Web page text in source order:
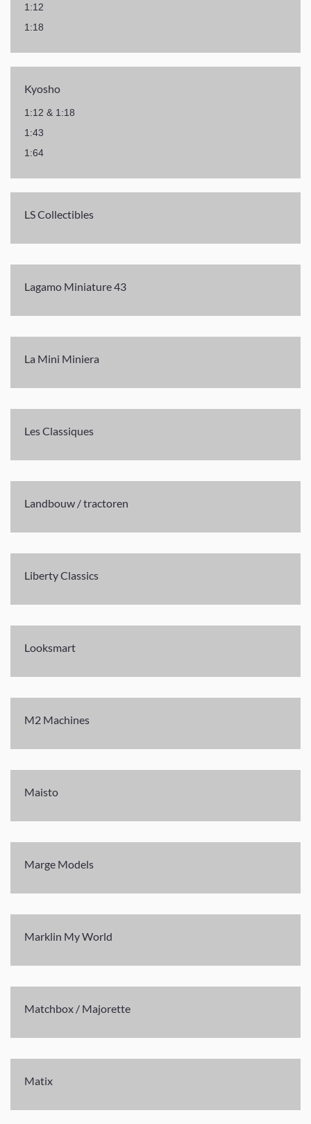
1:12
1:18
Kyosho
1:12 & 1:18
1:43
1:64
LS Collectibles
Lagamo Miniature 43
La Mini Miniera
Les Classiques
Landbouw / tractoren
Liberty Classics
Looksmart
M2 Machines
Maisto
Marge Models
Marklin My World
Matchbox / Majorette
Matix